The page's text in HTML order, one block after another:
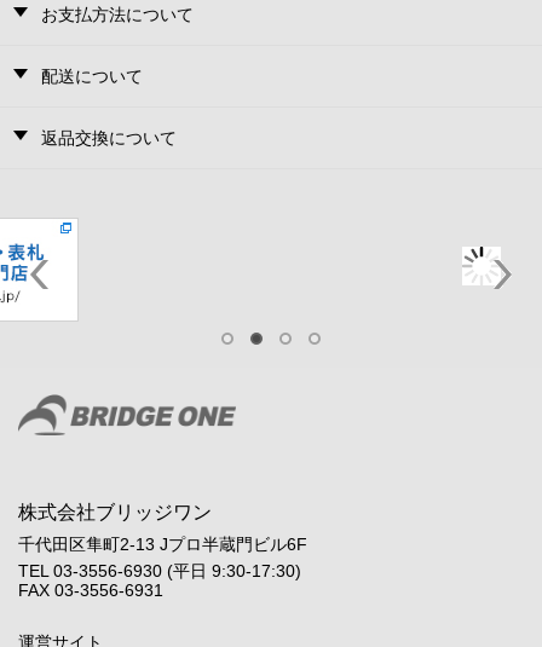
お支払方法について
配送について
返品交換について
株式会社ブリッジワン
千代田区隼町2-13 Jプロ半蔵門ビル6F
TEL 03-3556-6930 (平日 9:30-17:30)
FAX 03-3556-6931
運営サイト